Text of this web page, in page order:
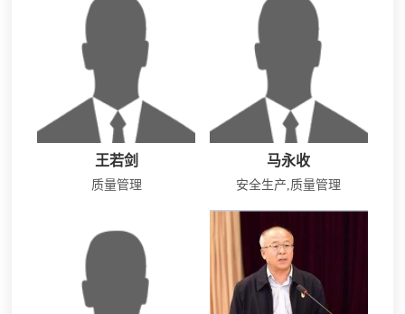
王若剑
质量管理
马永收
安全生产,质量管理